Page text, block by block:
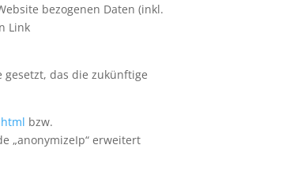
bezogenen Daten (inkl.
Link
gesetzt, das die zukünftige
bzw.
„anonymizeIp“ erweitert